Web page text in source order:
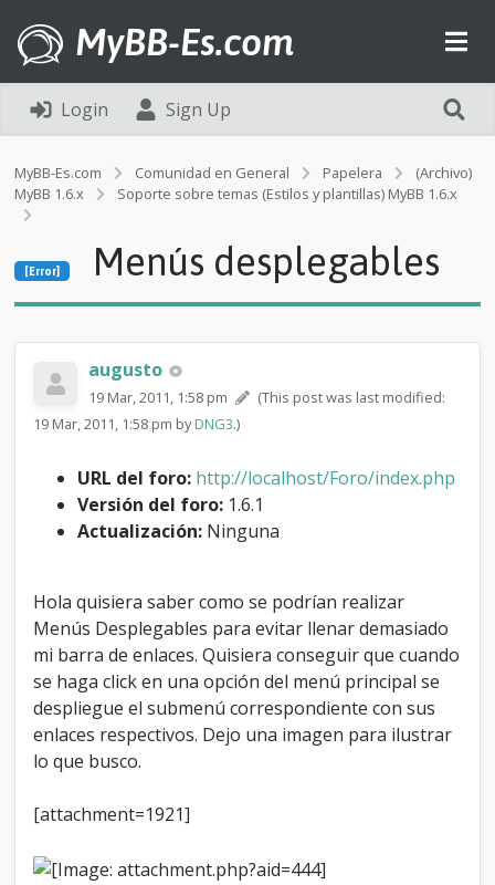
MyBB-Es.com
Login Sign Up
MyBB-Es.com Comunidad en General Papelera
(Archivo)
MyBB 1.6.x
Soporte sobre temas (Estilos y plantillas) MyBB 1.6.x
e
n
s
e
p
s
[Error] Menús desplegables
augusto
19 Mar, 2011, 1:58 pm
(This post was last modified:
19 Mar, 2011, 1:58 pm byDNG3.)
URL del foro: http://localhost/Foro/index.php
Versión del foro: 1.6.1
Actualización: Ninguna
Hola quisiera saber como se podrían realizar
Menús Desplegables para evitar llenar demasiado
mi barra de enlaces. Quisiera conseguir que cuando
se haga click en una opción del menú principal se
despliegue el submenú correspondiente con sus
enlaces respectivos. Dejo una imagen para ilustrar
lo que busco.
[attachment=1921]